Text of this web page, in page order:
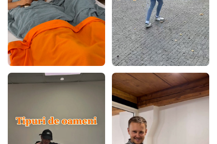
Covoare 120x160
Covoare 120x170
Covoare 120x180
Covoare 120x200
Covoare 140x190
Covoare 140x200
Covoare 160x200
Covoare 160x220
Covoare 160x230
Covoare 170x240